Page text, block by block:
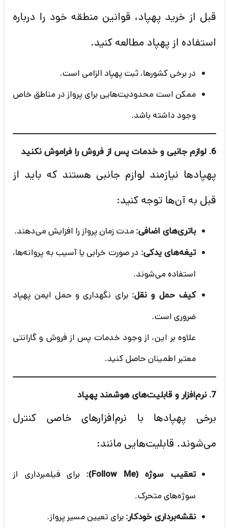
قبل از خرید پهپاد، قوانین منطقه خود را درباره
استفاده از پهپاد مطالعه کنید.
در برخی کشورها، ثبت پهپاد الزامی است.
ممکن است محدودیت‌هایی برای پرواز در مناطق خاص
وجود داشته باشد.
6. لوازم جانبی و خدمات پس از فروش را فراموش نکنید
پهپادها نیازمند لوازم جانبی هستند که باید از
قبل به آن‌ها توجه کنید:
باتری‌های اضافی: مدت زمان پرواز را افزایش می‌دهند.
تیغه‌های یدکی: در صورت خرابی یا آسیب به پروانه‌ها،
استفاده می‌شوند.
کیف حمل و نقل: برای نگهداری و حمل ایمن پهپاد
ضروری است.
علاوه بر این، از وجود خدمات پس از فروش و گارانتی
معتبر اطمینان حاصل کنید.
7. نرم‌افزار و قابلیت‌های هوشمند پهپاد
برخی پهپادها با نرم‌افزارهای خاصی کنترل
می‌شوند. قابلیت‌هایی مانند:
تعقیب سوژه (Follow Me):
برای فیلمبرداری از
سوژه‌های متحرک.
نقشه‌برداری خودکار: برای تعیین مسیر پرواز.